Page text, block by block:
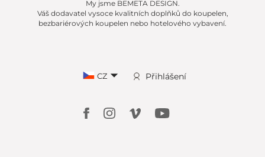
My jsme BEMETA DESIGN.
Váš dodavatel vysoce kvalitních doplňků do koupelen,
bezbariérových koupelen nebo hotelového vybavení.
CZ Přihlášení